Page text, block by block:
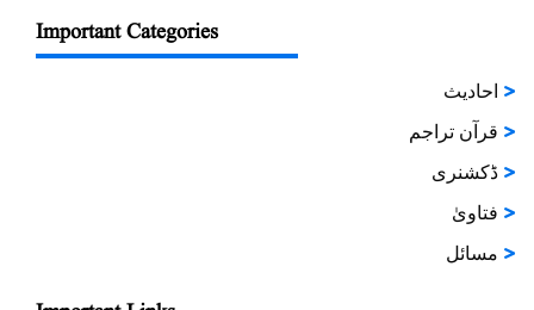
Important Categories
احادیث
قرآن تراجم
ڈکشنری
فتاویٰ
مسائل